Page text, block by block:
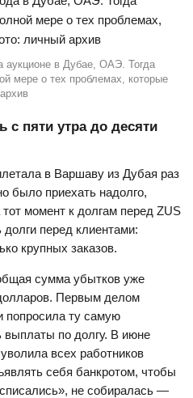
аукционе в Дубае, ОАЭ. Тогда
мере о тех проблемах, которые
с пяти утра до десяти
в Варшаву из Дубая раз
было приехать надолго,
момент к долгам перед ZUS
перед клиентами:
крупных заказов.
сумма убытков уже
Первым делом
попросила ту самую
выплаты по долгу. В июне
всех работников
себя банкротом, чтобы
не собиралась —